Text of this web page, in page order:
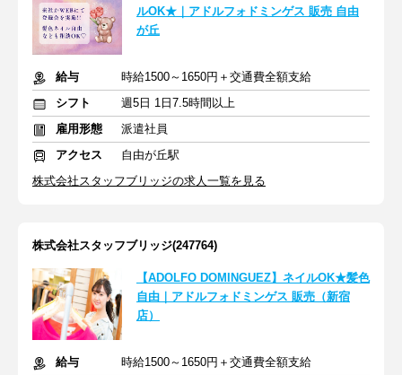
ルOK★｜アドルフォドミンゲス 販売 自由
が丘
給与
時給1500～1650円＋交通費全額支給
シフト
週5日 1日7.5時間以上
雇用形態
派遣社員
アクセス
自由が丘駅
株式会社スタッフブリッジの求人一覧を見る
株式会社スタッフブリッジ(247764)
【ADOLFO DOMINGUEZ】ネイルOK★髪色
自由｜アドルフォドミンゲス 販売（新宿
店）
給与
時給1500～1650円＋交通費全額支給